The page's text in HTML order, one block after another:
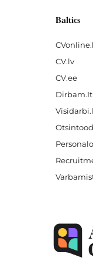
Baltics
CV.lv
CV.ee
Dirbam.It